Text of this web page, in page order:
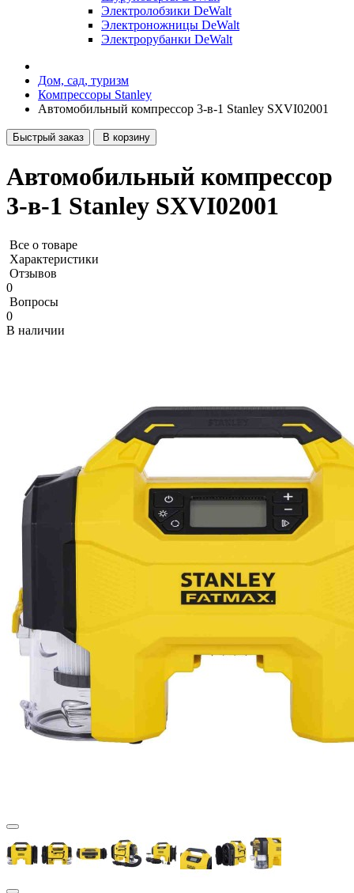
Электролобзики DeWalt
Электроножницы DeWalt
Электрорубанки DeWalt
Дом, сад, туризм
Компрессоры Stanley
Автомобильный компрессор 3-в-1 Stanley SXVI02001
Быстрый заказ В корзину
Автомобильный компрессор
3-в-1 Stanley SXVI02001
Все о товаре
Характеристики
Отзывов
0
Вопросы
0
В наличии